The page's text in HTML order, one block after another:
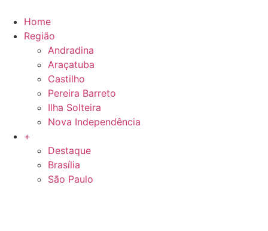
content
Home
Região
Andradina
Araçatuba
Castilho
Pereira Barreto
Ilha Solteira
Nova Independência
+
Destaque
Brasília
São Paulo